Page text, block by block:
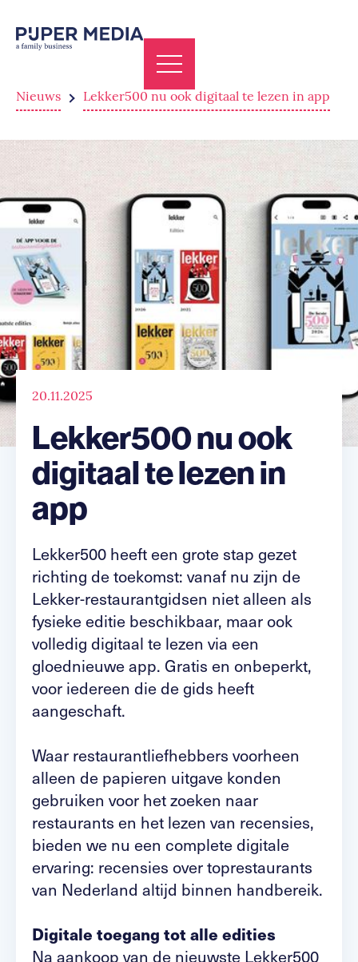
Nieuws Lekker500 nu ook digitaal te lezen in app
20.11.2025
Lekker500 nu ook
digitaal te lezen in
app
Lekker500 heeft een grote stap gezet
richting de toekomst: vanaf nu zijn de
Lekker-restaurantgidsen niet alleen als
fysieke editie beschikbaar, maar ook
volledig digitaal te lezen via een
gloednieuwe app. Gratis en onbeperkt,
voor iedereen die de gids heeft
aangeschaft.
Waar restaurantliefhebbers voorheen
alleen de papieren uitgave konden
gebruiken voor het zoeken naar
restaurants en het lezen van recensies,
bieden we nu een complete digitale
ervaring: recensies over toprestaurants
van Nederland altijd binnen handbereik.
Digitale toegang tot alle edities
Na aankoop van de nieuwste Lekker500